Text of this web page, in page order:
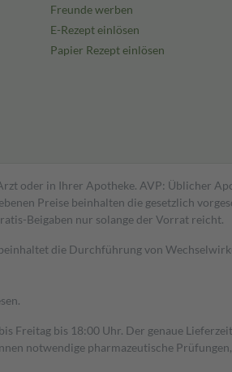
Freunde werben
E-Rezept einlösen
Papier Rezept einlösen
oder in Ihrer Apotheke. AVP: Üblicher
Preise beinhalten die gesetzlich
Beigaben nur solange der Vorrat reicht.
die Durchführung von
Freitag bis 18:00 Uhr. Der genaue
notwendige pharmazeutische